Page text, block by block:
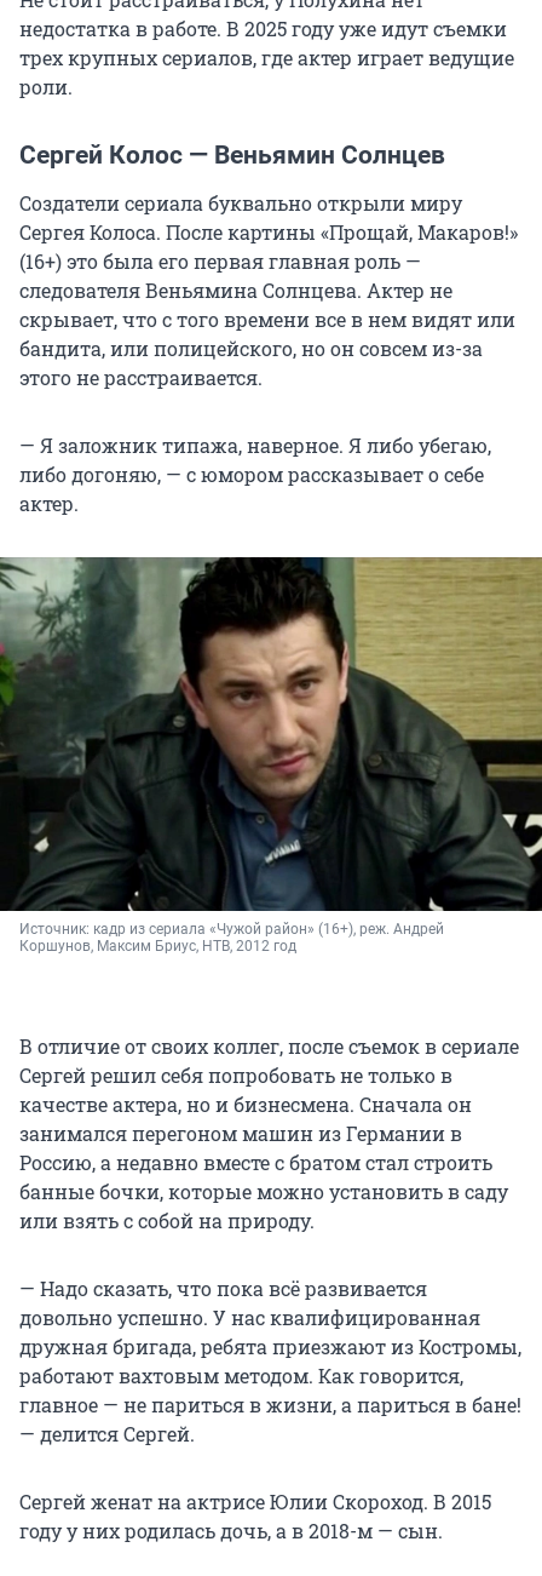
недостатка в работе. В 2025 году уже идут съемки
трех крупных сериалов, где актер играет ведущие
роли.
Сергей Колос — Веньямин Солнцев
Создатели сериала буквально открыли миру
Сергея Колоса. После картины «Прощай, Макаров!»
(16+) это была его первая главная роль —
следователя Веньямина Солнцева. Актер не
скрывает, что с того времени все в нем видят или
бандита, или полицейского, но он совсем из-за
этого не расстраивается.
— Я заложник типажа, наверное. Я либо убегаю,
либо догоняю, — с юмором рассказывает о себе
актер.
Источник: кадр из сериала «Чужой район» (16+), реж. Андрей
Коршунов, Максим Бриус, НТВ, 2012 год
В отличие от своих коллег, после съемок в сериале
Сергей решил себя попробовать не только в
качестве актера, но и бизнесмена. Сначала он
занимался перегоном машин из Германии в
Россию, а недавно вместе с братом стал строить
банные бочки, которые можно установить в саду
или взять с собой на природу.
— Надо сказать, что пока всё развивается
довольно успешно. У нас квалифицированная
дружная бригада, ребята приезжают из Костромы,
работают вахтовым методом. Как говорится,
главное — не париться в жизни, а париться в бане!
— делится Сергей.
Сергей женат на актрисе Юлии Скороход. В 2015
году у них родилась дочь, а в2018-м — сын.